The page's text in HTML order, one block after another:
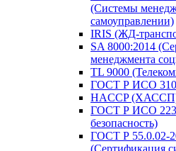
(Системы
самоуправлении)
IRIS (ЖД-
SA 8000:2014
менеджмента
TL 9000
ГОСТ Р ИСО
HACCP
ГОСТ Р ИСО
безопасность)
ГОСТ Р 55.0.02-
(Сертификация